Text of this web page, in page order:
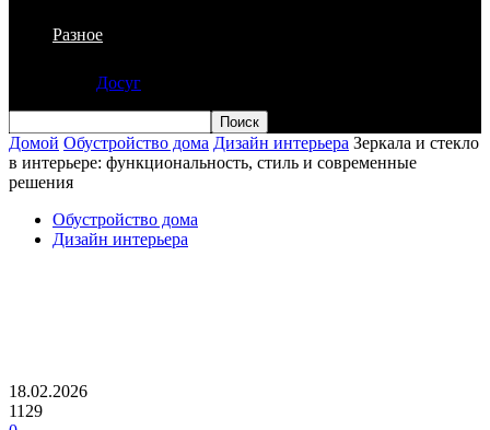
Разное
Досуг
Домой Обустройство дома Дизайн интерьера Зеркала и стекло
в интерьере: функциональность, стиль и современные
решения
Обустройство дома
Дизайн интерьера
18.02.2026
1129